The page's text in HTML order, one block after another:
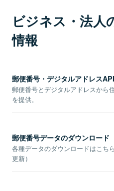
ビジネス・法人
情報
郵便番号・デジタルアドレスAPI
郵便番号とデジタルアドレスから
を提供。
郵便番号データのダウンロード
各種データのダウンロードはこち
更新）